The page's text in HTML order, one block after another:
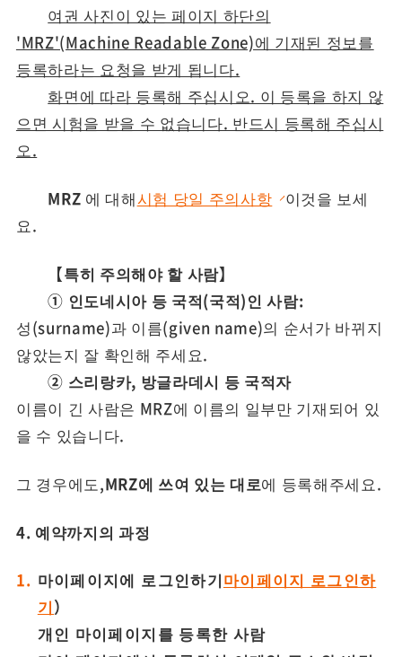
여권 사진이 있는 페이지 하단의
'MRZ'(Machine Readable Zone)에 기재된 정보를
등록하라는 요청을 받게 됩니다.
화면에 따라 등록해 주십시오. 이 등록을 하지 않
으면 시험을 받을 수 없습니다. 반드시 등록해 주십시
오.
MRZ 에 대해시험 당일 주의사항
이것을 보세
요.
【특히 주의해야 할 사람】
① 인도네시아 등 국적(국적)인 사람:
성(surname)과 이름(given name)의 순서가 바뀌지
않았는지 잘 확인해 주세요.
② 스리랑카, 방글라데시 등 국적자
이름이 긴 사람은 MRZ에 이름의 일부만 기재되어 있
을 수 있습니다.
그 경우에도,MRZ에 쓰여 있는 대로에 등록해주세요.
4. 예약까지의 과정
마이페이지에 로그인하기마이페이지 로그인하
기）
개인 마이페이지를 등록한 사람